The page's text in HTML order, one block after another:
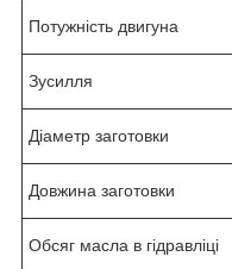
Потужність двигуна
Зусилля
Діаметр заготовки
Довжина заготовки
Обсяг масла в гідравліці